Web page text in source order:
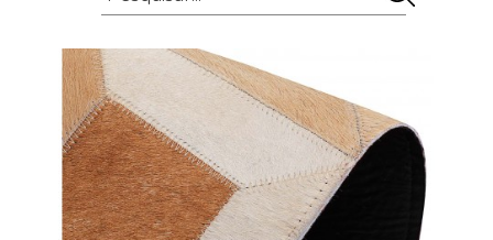
COMPOSIÇÃO
OFERTAS